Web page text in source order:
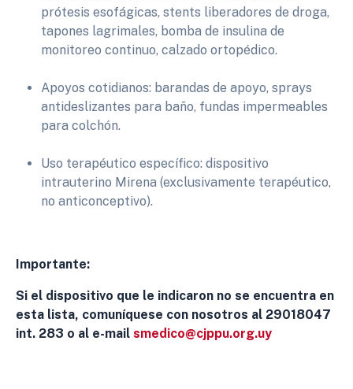
prótesis esofágicas, stents liberadores de droga,
tapones lagrimales, bomba de insulina de
monitoreo continuo, calzado ortopédico.
Apoyos cotidianos: barandas de apoyo, sprays
antideslizantes para baño, fundas impermeables
para colchón.
Uso terapéutico específico: dispositivo
intrauterino Mirena (exclusivamente terapéutico,
no anticonceptivo).
Importante:
Si el dispositivo que le indicaron no se encuentra en
esta lista, comuníquese con nosotros al 29018047
int. 283 o al e-mail smedico@cjppu.org.uy